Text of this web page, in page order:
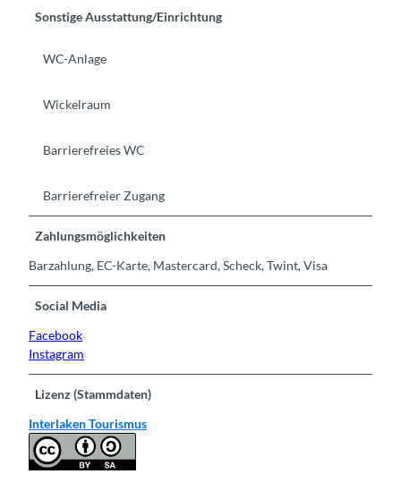
Sonstige Ausstattung/Einrichtung
WC-Anlage
Wickelraum
Barrierefreies WC
Barrierefreier Zugang
Zahlungsmöglichkeiten
Barzahlung, EC-Karte, Mastercard, Scheck, Twint, Visa
Social Media
Facebook
Instagram
Lizenz (Stammdaten)
Interlaken Tourismus